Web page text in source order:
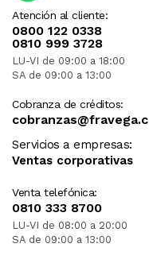
Atención al cliente:
0800 122 0338
0810 999 3728
LU-VI de 09:00 a 18:00
SA de 09:00 a 13:00
Cobranza de créditos:
Servicios a empresas:
Ventas corporativas
Venta telefónica:
0810 333 8700
LU-VI de 08:00 a 20:00
SA de 09:00 a 13:00